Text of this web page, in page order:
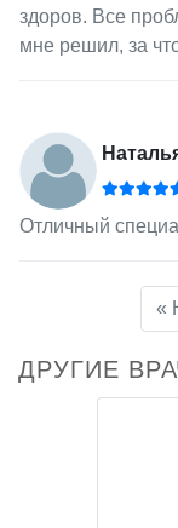
здоров. Все
мне решил, за
Отличный
«
ДРУГИЕ